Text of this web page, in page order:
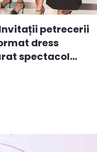
petrecerii
dress
spectacol